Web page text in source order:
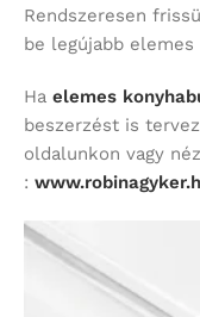
Rendszeresen
be legújabb
Ha elemes
beszerzést is
oldalunkon vagy
: